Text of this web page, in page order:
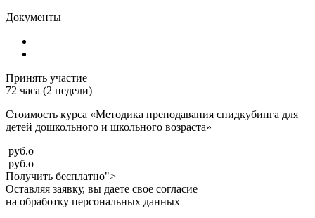
Документы
Принять участие
72 часа (2 недели)
Стоимость курса «Методика преподавания спидкубинга для
детей дошкольного и школьного возраста»
руб.o
руб.o
Получить бесплатно">
Оставляя заявку, вы даете свое согласие
на обработку персональных данных